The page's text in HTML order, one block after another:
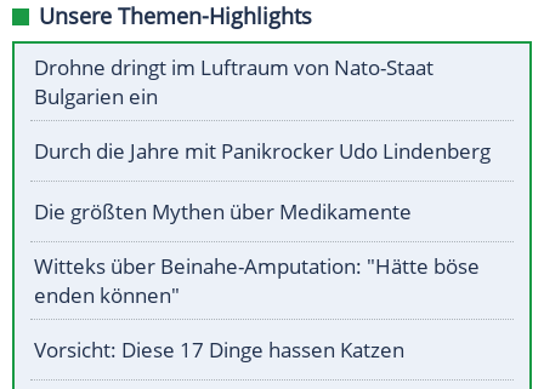
Unsere Themen-Highlights
Drohne dringt im Luftraum von Nato-Staat
Bulgarien ein
Durch die Jahre mit Panikrocker Udo Lindenberg
Die größten Mythen über Medikamente
Witteks über Beinahe-Amputation: "Hätte böse
enden können"
Vorsicht: Diese 17 Dinge hassen Katzen